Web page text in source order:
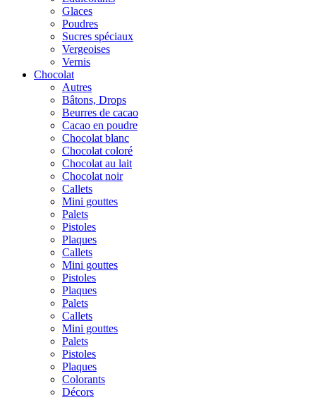
Glaces
Poudres
Sucres spéciaux
Vergeoises
Vernis
Chocolat
Autres
Bâtons, Drops
Beurres de cacao
Cacao en poudre
Chocolat blanc
Chocolat coloré
Chocolat au lait
Chocolat noir
Callets
Mini gouttes
Palets
Pistoles
Plaques
Callets
Mini gouttes
Pistoles
Plaques
Palets
Callets
Mini gouttes
Palets
Pistoles
Plaques
Colorants
Décors